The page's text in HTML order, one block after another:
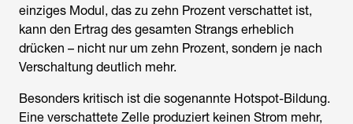
einziges Modul, das zu zehn Prozent verschattet ist,
kann den Ertrag des gesamten Strangs erheblich
drücken – nicht nur um zehn Prozent, sondern je nach
Verschaltung deutlich mehr.
Besonders kritisch ist die sogenannte Hotspot-Bildung.
Eine verschattete Zelle produziert keinen Strom mehr,